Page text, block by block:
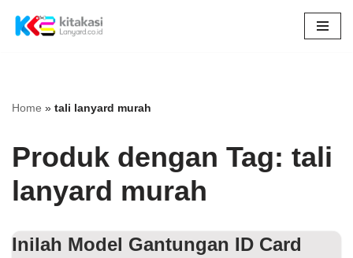
Home » tali lanyard murah
Produk dengan Tag: tali
lanyard murah
Inilah Model Gantungan ID Card